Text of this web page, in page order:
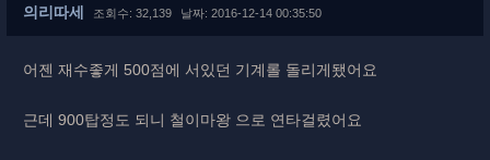
의리따세 조회수: 32,139 날짜: 2016-12-14 00:35:50
어젠 재수좋게 500점에 서있던 기계롤 돌리게됐어요
근데 900탑정도 되니 철이마왕 으로 연타걸렸어요